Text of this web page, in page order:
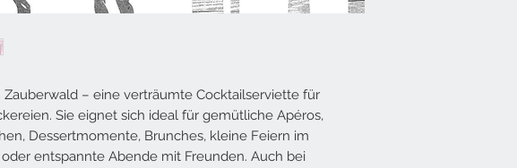
Zauberwald – eine verträumte Cocktailserviette für
Sie eignet sich ideal für gemütliche Apéros,
Dessertmomente, Brunches, kleine Feiern im
oder entspannte Abende mit Freunden. Auch bei